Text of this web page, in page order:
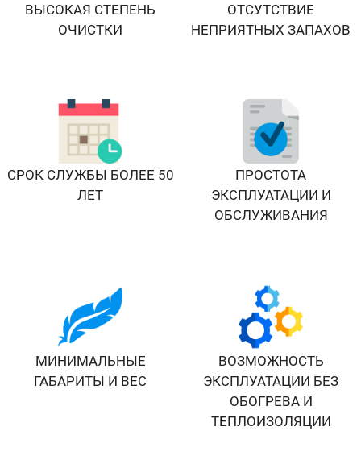
ВЫСОКАЯ СТЕПЕНЬ
ОЧИСТКИ
ОТСУТСТВИЕ
НЕПРИЯТНЫХ ЗАПАХОВ
СРОК СЛУЖБЫ БОЛЕЕ 50
ЛЕТ
ПРОСТОТА
ЭКСПЛУАТАЦИИ И
ОБСЛУЖИВАНИЯ
МИНИМАЛЬНЫЕ
ГАБАРИТЫ И ВЕС
ВОЗМОЖНОСТЬ
ЭКСПЛУАТАЦИИ БЕЗ
ОБОГРЕВА И
ТЕПЛОИЗОЛЯЦИИ